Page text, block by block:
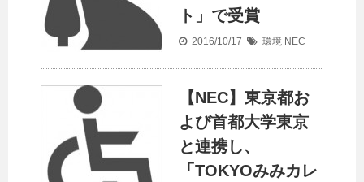
ト」で受賞
2016/10/17 環境 NEC
【NEC】東京都お
よび首都大学東京
と連携し、
「TOKYOみみカレ